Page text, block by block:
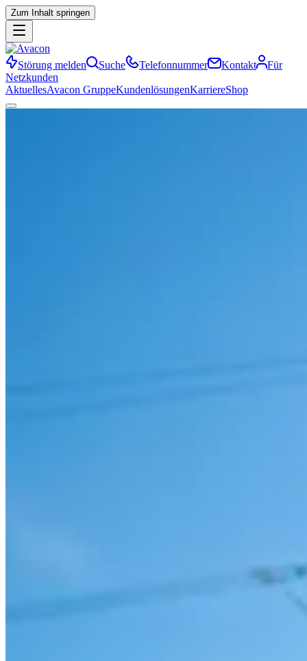
Zum Inhalt springen
Störung melden Suche Telefonnummer Kontakt
Für
Netzkunden
AktuellesAvacon GruppeKundenlösungenKarriereShop